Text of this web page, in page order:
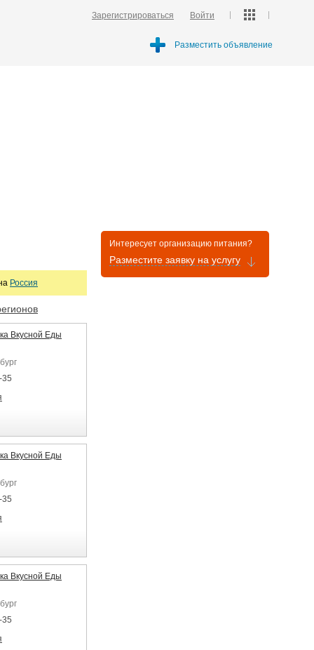
Зарегистрироваться Войти
Разместить объявление
Россия
Вкусной Еды
35
Вкусной Еды
35
Вкусной Еды
35
Интересует организацию питания?
Разместите заявку на услугу